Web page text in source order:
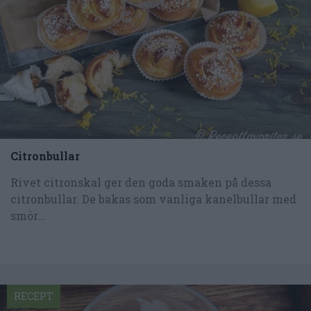
Citronbullar
Rivet citronskal ger den goda smaken på dessa
citronbullar. De bakas som vanliga kanelbullar med
smör...
RECEPT